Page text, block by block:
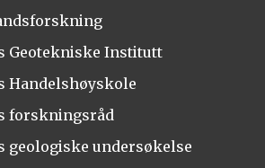
Geotekniske Institutt
Handelshøyskole
forskningsråd
geologiske undersøkelse